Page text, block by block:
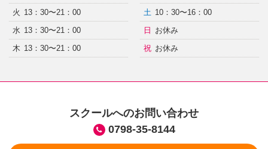
火 13：30〜21：00
水 13：30〜21：00
木 13：30〜21：00
土 10：30〜16：00
日
お休み
祝 お休み
スクールへのお問い合わせ
0798-35-8144